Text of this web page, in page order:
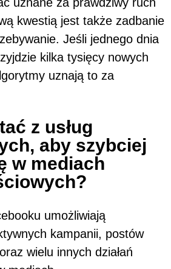
kwestią jest także zadbanie
Jeśli jednego dnia
kilka tysięcy nowych
uznają to za
z usług
aby szybciej
w mediach
umożliwiają
kampanii, postów
wielu innych działań